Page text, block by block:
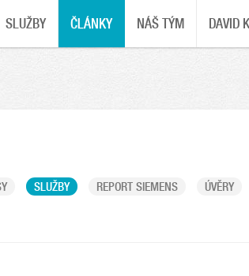
SLUŽBY ČLÁNKY NÁŠ TÝM DAVID
SLUŽBY REPORT SIEMENS ÚVĚRY